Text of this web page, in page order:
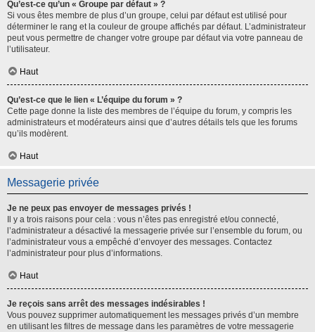
Qu’est-ce qu’un « Groupe par défaut » ?
Si vous êtes membre de plus d’un groupe, celui par défaut est utilisé pour
déterminer le rang et la couleur de groupe affichés par défaut. L’administrateur
peut vous permettre de changer votre groupe par défaut via votre panneau de
l’utilisateur.
Haut
Qu’est-ce que le lien « L’équipe du forum » ?
Cette page donne la liste des membres de l’équipe du forum, y compris les
administrateurs et modérateurs ainsi que d’autres détails tels que les forums
qu’ils modèrent.
Haut
Messagerie privée
Je ne peux pas envoyer de messages privés !
Il y a trois raisons pour cela : vous n’êtes pas enregistré et/ou connecté,
l’administrateur a désactivé la messagerie privée sur l’ensemble du forum, ou
l’administrateur vous a empêché d’envoyer des messages. Contactez
l’administrateur pour plus d’informations.
Haut
Je reçois sans arrêt des messages indésirables !
Vous pouvez supprimer automatiquement les messages privés d’un membre
en utilisant les filtres de message dans les paramètres de votre messagerie